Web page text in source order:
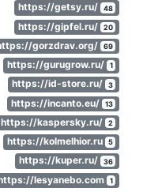
https://getsy.ru/ 48
https://gipfel.ru/ 20
gorzdrav.org/ 69
https://gurugrow.ru/ 1
https://id-store.ru/ 3
https://incanto.eu/ 13
https://kaspersky.ru/ 2
https://kolmelhior.ru 5
https://kuper.ru/ 36
lesyanebo.com 1